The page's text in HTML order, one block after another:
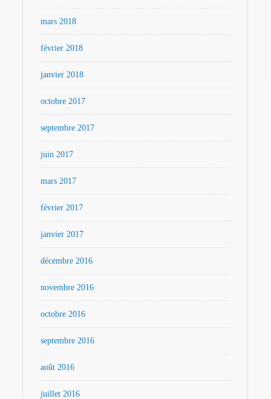
mars 2018
février 2018
janvier 2018
octobre 2017
septembre 2017
juin 2017
mars 2017
février 2017
janvier 2017
décembre 2016
novembre 2016
octobre 2016
septembre 2016
août 2016
juillet 2016